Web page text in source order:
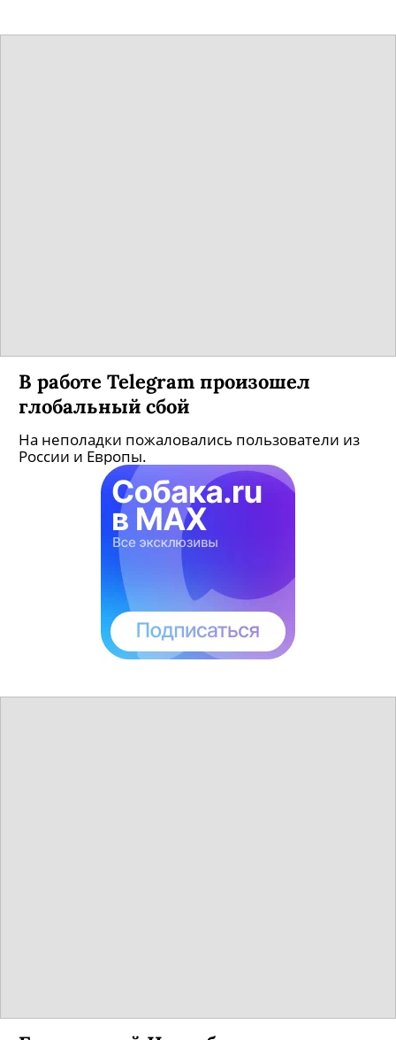
В работе Telegram произошел
глобальный сбой
На неполадки пожаловались пользователи из
России и Европы.